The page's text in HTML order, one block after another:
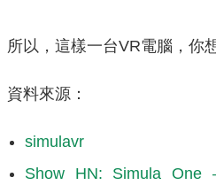
所以，這樣一台VR電腦，你
資料來源：
simulavr
Show HN: Simula One